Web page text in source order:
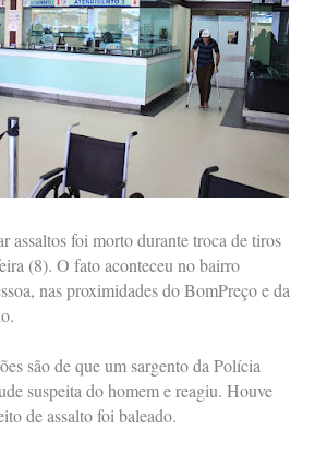
assaltos foi morto durante troca de tiros
(8). O fato aconteceu no bairro
nas proximidades do BomPreço e da
são de que um sargento da Polícia
suspeita do homem e reagiu. Houve
de assalto foi baleado.